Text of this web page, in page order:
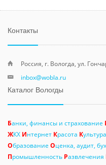
Контакты
Россия, г. Вологда, ул.
inbox@wobla.ru
Каталог Вологды
Банки, финансы и страхование
ЖКХ Интернет Красота Культура
Образование Оценка, аудит,
Промышленность Развлечения